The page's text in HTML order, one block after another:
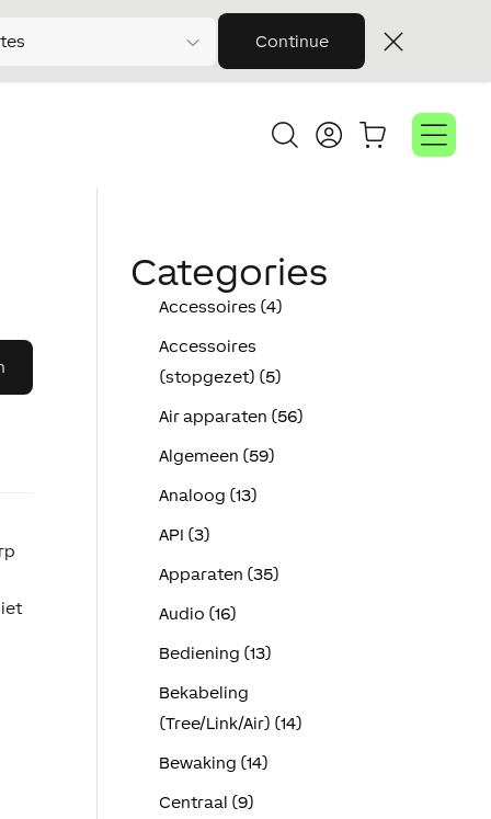
Continue
Categories
Accessoires (4)
Accessoires
(stopgezet) (5)
Air apparaten (56)
Algemeen (59)
Analoog (13)
API (3)
Apparaten (35)
Audio (16)
Bediening (13)
Bekabeling
(Tree/Link/Air) (14)
Bewaking (14)
Centraal (9)